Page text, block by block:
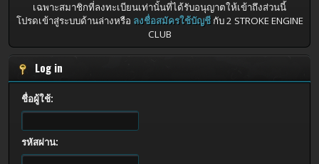
เฉพาะสมาชิกที่ลงทะเบียนเท่านั้นที่ได้รับอนุญาตให้เข้าถึงส่วนนี้
โปรดเข้าสู่ระบบด้านล่างหรือ ลงชื่อสมัครใช้บัญชีกับ 2 STROKE ENGINE
CLUB
Log in
ชื่อผู้ใช้:
รหัสผ่าน: